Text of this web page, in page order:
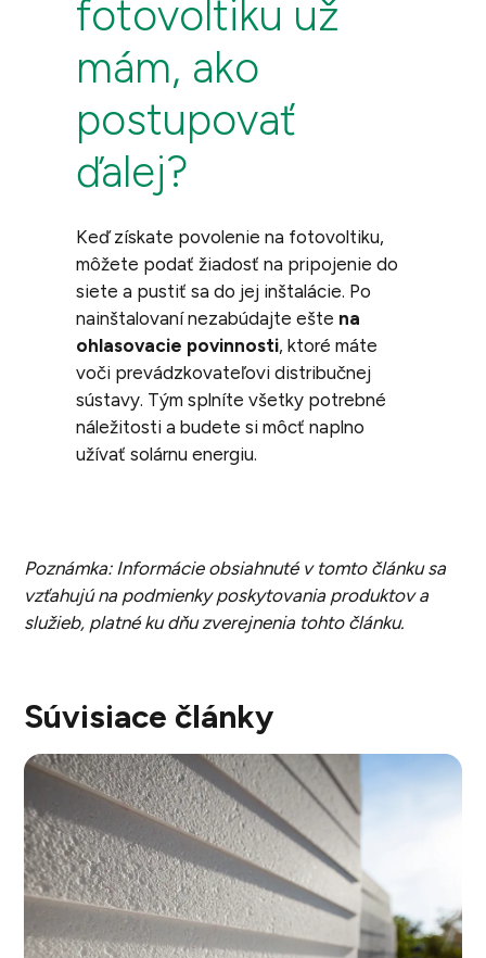
fotovoltiku už
mám, ako
postupovať
ďalej?
Keď získate povolenie na fotovoltiku,
môžete podať žiadosť na pripojenie do
siete a pustiť sa do jej inštalácie. Po
nainštalovaní nezabúdajte ešte na
ohlasovacie povinnosti, ktoré máte
voči prevádzkovateľovi distribučnej
sústavy. Tým splníte všetky potrebné
náležitosti a budete si môcť naplno
užívať solárnu energiu.
Poznámka: Informácie obsiahnuté v tomto článku sa
vzťahujú na podmienky poskytovania produktov a
služieb, platné ku dňu zverejnenia tohto článku.
Súvisiace články